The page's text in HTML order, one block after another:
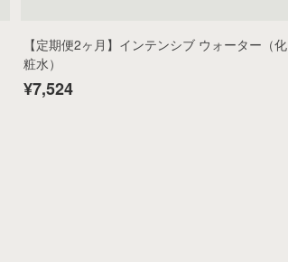
【定期便2ヶ月】インテンシブ ウォーター（化
粧水）
¥7,524